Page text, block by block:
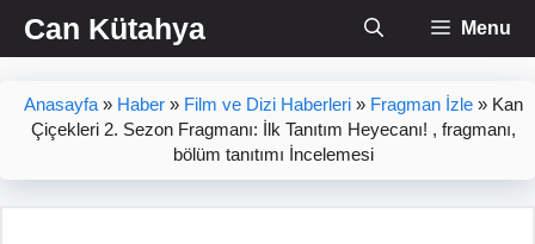
İçeriğe
atlaCan Kütahya Menu
Anasayfa » Haber » Film ve Dizi Haberleri » Fragman İzle » Kan
Çiçekleri 2. Sezon Fragmanı: İlk Tanıtım Heyecanı! , fragmanı,
bölüm tanıtımı İncelemesi